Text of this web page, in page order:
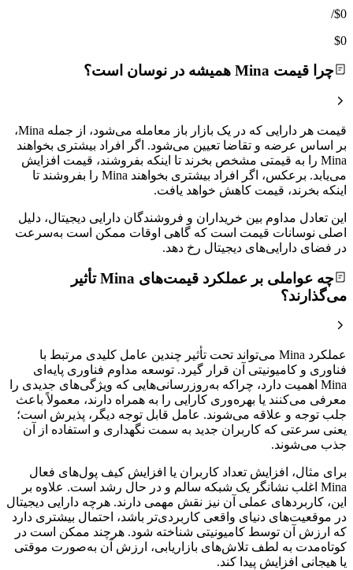
$0
/
$0
چرا قیمت Mina همیشه در نوسان است؟
قیمت هر دارایی که در یک بازار باز معامله می‌شود، از جمله Mina،
بر اساس عرضه و تقاضا تعیین می‌شود. اگر افراد بیشتری بخواهند
Mina را به قیمتی مشخص بخرند تا اینکه بفروشند، قیمت افزایش
می‌یابد. برعکس، اگر افراد بیشتری بخواهند Mina را بفروشند تا
اینکه بخرند، قیمت کاهش خواهد یافت.
این تعادل مداوم بین خریداران و فروشندگان دارایی دیجیتال، دلیل
اصلی نوسانات قیمت است که گاهی اوقات ممکن است به‌سرعت
در فضای دارایی‌های دیجیتال رخ دهد.
چه عواملی بر عملکرد قیمت‌های Mina تأثیر
می‌گذارند؟
عملکرد Mina می‌تواند تحت تأثیر چندین عامل کلیدی مرتبط با
فناوری و کامیونیتی آن قرار گیرد. توسعه مداوم فناوری پایه‌ای
Mina اهمیت دارد، چراکه به‌روزرسانی‌هایی که ویژگی‌های جدیدی را
معرفی می‌کنند یا بهره‌وری کارایی را به همراه دارند، معمولاً باعث
جلب توجه و علاقه‌ می‌شوند. عامل قابل توجه دیگر، پذیرش است؛
یعنی سرعتی که کاربران جدید به سمت نگهداری و استفاده از آن
جذب می‌شوند.
برای مثال، افزایش تعداد کاربران یا افزایش کیف پول‌های فعال
Mina اغلب نشانگر یک شبکه سالم و در حال رشد است. علاوه بر
این، کاربردهای عملی آن نیز نقش مهمی دارند. هرچه دارایی دیجیتال
در موقعیت‌های دنیای واقعی کاربردی‌تر باشد، احتمال بیشتری دارد
که ارزش آن توسط کامیونیتی شناخته شود. هرچند ممکن است در
کوتاه‌مدت به لطف تلاش‌های بازاریابی، ارزش آن به‌صورت موقتی
یا هیجانی افزایش پیدا کند.